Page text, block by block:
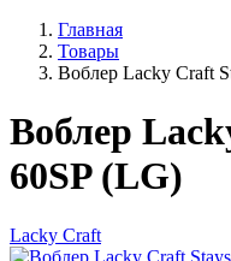
Главная
Товары
Воблер Lacky Craft
Воблер
60SP (LG)
Lacky Craft